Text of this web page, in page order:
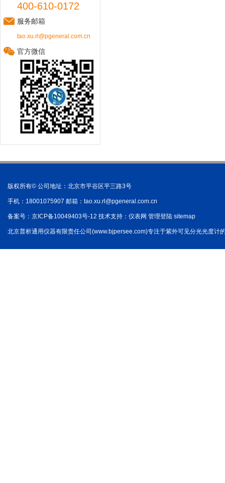
400-610-0172
服务邮箱
tao.xu.rl@pgeneral.com.cn
官方微信
版权所有© 公司地址：北京市平谷区平三路3号
手机：18001075907 邮箱： tao.xu.rl@pgeneral.com.cn
备案号： 京ICP备10049403号-12 技术支持： 仪表网 管理登陆 sitemap
北京普析通用仪器有限责任公司(www.bjpersee.com)专注于紫外可见分光光度计